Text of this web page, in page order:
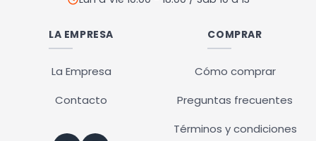
LA EMPRESA
La Empresa
Contacto
COMPRAR
Cómo comprar
Preguntas frecuentes
Términos y condiciones